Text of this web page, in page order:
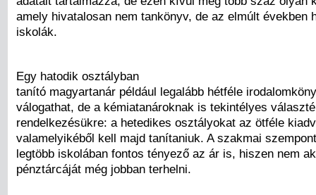
amely hivatalosan nem tankönyv, de az elmúlt években
iskolák.
Egy hatodik osztályban
tanító magyartanár például legalább hétféle
válogathat, de a kémiatanároknak is tekintélyes
rendelkezésükre: a hetedikes osztályokat az ötféle
valamelyikéből kell majd tanítaniuk. A szakmai
legtöbb iskolában fontos tényező az ár is, hiszen nem
pénztárcáját még jobban terhelni.